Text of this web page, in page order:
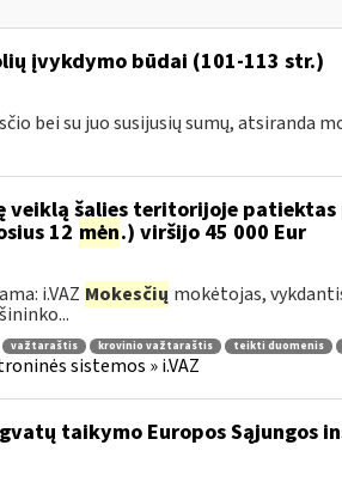
įvykdymo būdai (101-113 str.)
bei su juo susijusių sumų, atsiranda
veiklą šalies teritorijoje patiektas
12 mėn.) viršijo 45 000 Eur
i.VAZ Mokesčių mokėtojas,
važtaraštis krovinio važtaraštis teikti duomenis
sistemos » i.VAZ
taikymo Europos Sąjungos